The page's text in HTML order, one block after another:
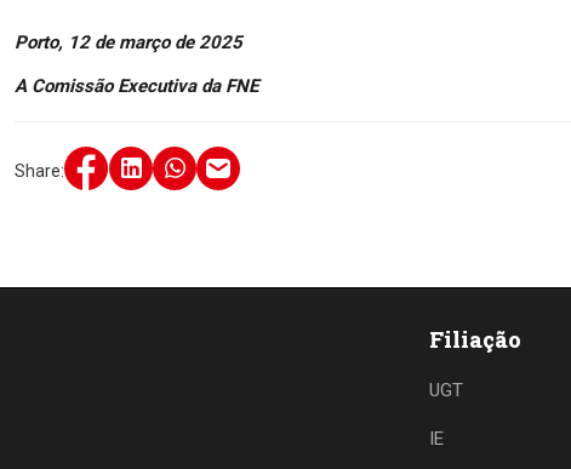
Porto, 12 de março de 2025
A Comissão Executiva da FNE
Share:
Filiação
UGT
IE